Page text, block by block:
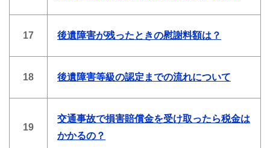
17 後遺障害が残ったときの慰謝料額は？
18 後遺障害等級の認定までの流れについて
19
交通事故で損害賠償金を受け取ったら税金は
かかるの？